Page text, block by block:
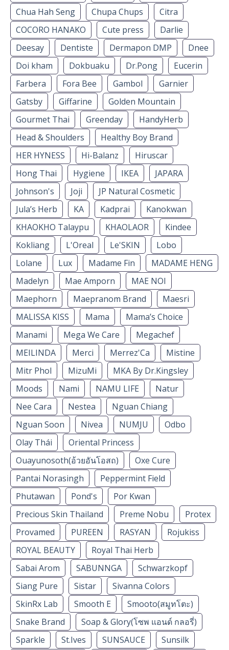
Chua Hah Seng Chupa Chups
Citra
COCORO HANAKO
Cute press
Darlie
Deesay
Dentiste Dermapon DMP
Dnee
Doi kham
Dokbuaku Dr.Pong
Eucerin
Farbera
Fora Bee Gambol
Garnier
Gatsby
Giffarine
Golden Mountain
Gourmet Thai
Greenday
HandyHerb
Head & Shoulders
Healthy Boy Brand
HER HYNESS
Hi-Balanz
Hiruscar
Hong Thai
Hygiene IKEA
JAPARA
Johnson's
Joji
JP Natural Cosmetic
Jula’s Herb
KA Kadprai
Kanokwan
KHAOKHO Talaypu
KHAOLAOR
Kindee
Kokliang
L'Oreal Le'SKIN
Lobo
Lolane
Lux Madame Fin
MADAME HENG
Madelyn
Mae Amporn
MAE NOI
Maephorn
Maepranom Brand
Maesri
MALISSA KISS
Mama
Mama’s Choice
Manami
Mega We Care
Megachef
MEILINDA
Merci Merrez'Ca
Mistine
Mitr Phol
MizuMi
MKA By Dr.Kingsley
Moods
Nami NAMU LIFE
Natur
Nee Cara
Nestea
Nguan Chiang
Nguan Soon
Nivea NUMJU
Odbo
Olay Thái
Oriental Princess
Ouayunosoth(อ้วยอันโอสถ)
Oxe Cure
Pantai Norasingh
Peppermint Field
Phutawan
Pond's
Por Kwan
Precious Skin Thailand
Preme Nobu
Protex
Provamed
PUREEN RASYAN
Rojukiss
ROYAL BEAUTY
Royal Thai Herb
Sabai Arom
SABUNNGA
Schwarzkopf
Siang Pure
Sistar
Sivanna Colors
SkinRx Lab
Smooth E
Smooto(สมูทโตะ)
Snake Brand
Soap & Glory(โซพ แอนด์ กลอรี่)
Sparkle
St.Ives SUNSAUCE
Sunsilk